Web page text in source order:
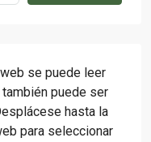
se puede leer
puede ser
hasta la
para seleccionar